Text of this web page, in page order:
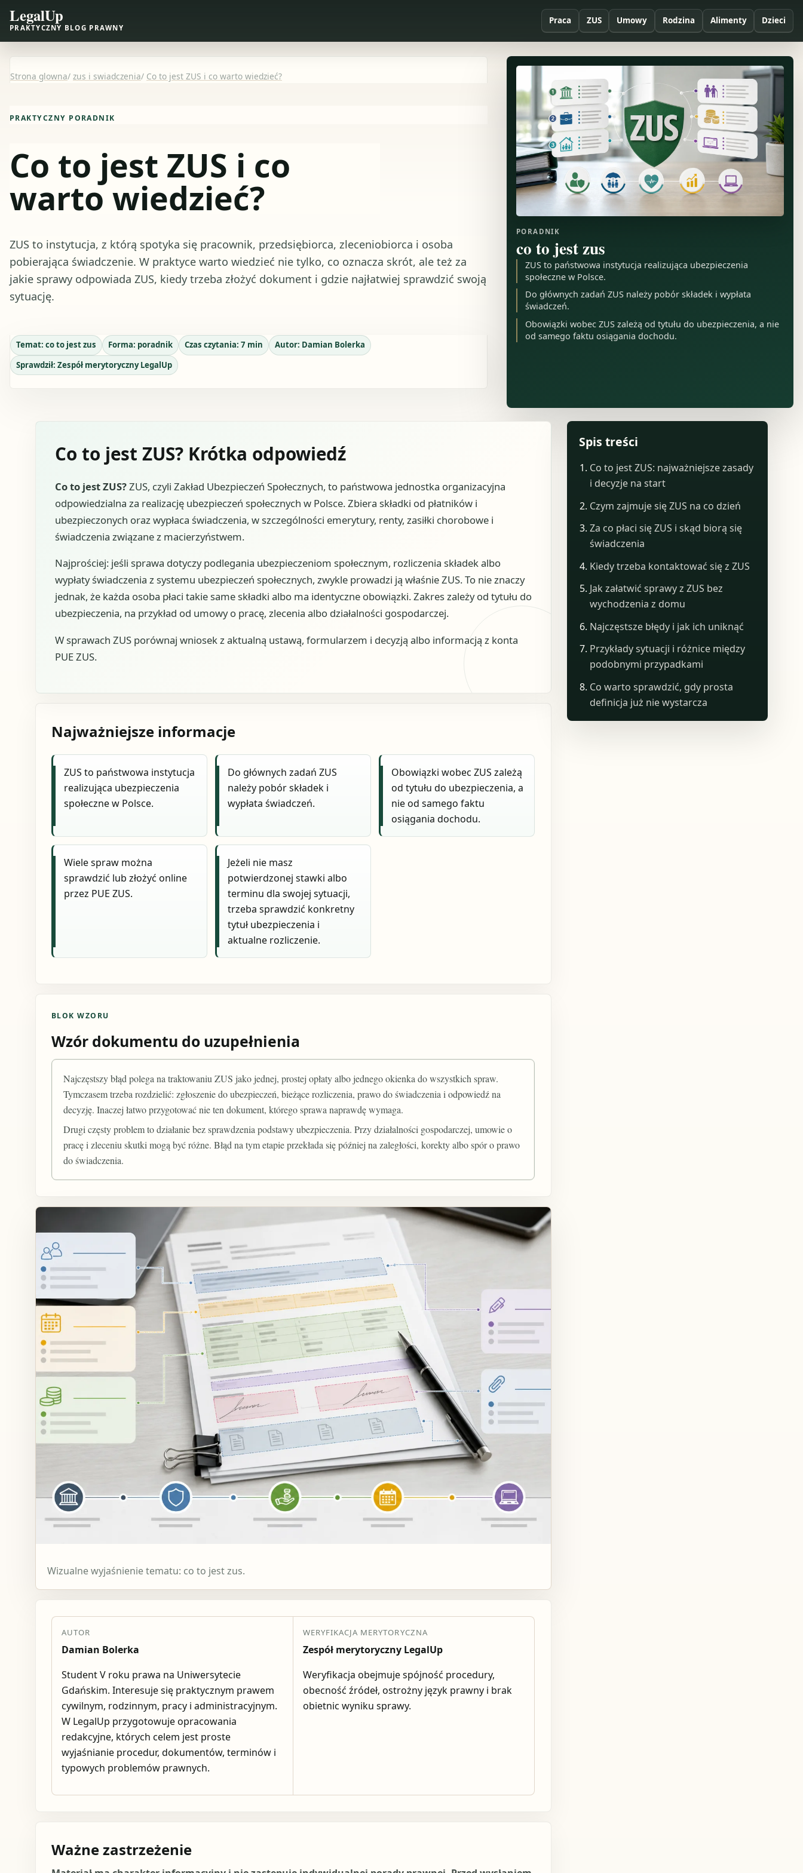
LegalUp
PRAKTYCZNY BLOG PRAWNY
Praca ZUS Umowy Rodzina Alimenty Dzieci
Strona glowna/ zus i swiadczenia/ Co to jest ZUS i co warto wiedzieć?
PRAKTYCZNY PORADNIK
Co to jest ZUS i co
warto wiedzieć?
ZUS to instytucja, z którą spotyka się pracownik, przedsiębiorca, zleceniobiorca i osoba
pobierająca świadczenie. W praktyce warto wiedzieć nie tylko, co oznacza skrót, ale też za
jakie sprawy odpowiada ZUS, kiedy trzeba złożyć dokument i gdzie najłatwiej sprawdzić swoją
sytuację.
Temat: co to jest zus Forma: poradnik Czas czytania: 7 min Autor: Damian Bolerka
Sprawdził: Zespół merytoryczny LegalUp
PORADNIK
co to jest zus
ZUS to państwowa instytucja realizująca ubezpieczenia
społeczne w Polsce.
Do głównych zadań ZUS należy pobór składek i wypłata
świadczeń.
Obowiązki wobec ZUS zależą od tytułu do ubezpieczenia, a nie
od samego faktu osiągania dochodu.
Co to jest ZUS? Krótka odpowiedź
Co to jest ZUS?ZUS, czyli Zakład Ubezpieczeń Społecznych, to państwowa jednostka organizacyjna
odpowiedzialna za realizację ubezpieczeń społecznych w Polsce. Zbiera składki od płatników i
ubezpieczonych oraz wypłaca świadczenia, w szczególności emerytury, renty, zasiłki chorobowe i
świadczenia związane z macierzyństwem.
Najprościej: jeśli sprawa dotyczy podlegania ubezpieczeniom społecznym, rozliczenia składek albo
wypłaty świadczenia z systemu ubezpieczeń społecznych, zwykle prowadzi ją właśnie ZUS. To nie znaczy
jednak, że każda osoba płaci takie same składki albo ma identyczne obowiązki. Zakres zależy od tytułu do
ubezpieczenia, na przykład od umowy o pracę, zlecenia albo działalności gospodarczej.
W sprawach ZUS porównaj wniosek z aktualną ustawą, formularzem i decyzją albo informacją z konta
PUE ZUS.
Najważniejsze informacje
ZUS to państwowa instytucja
realizująca ubezpieczenia
społeczne w Polsce.
Do głównych zadań ZUS
należy pobór składek i
wypłata świadczeń.
Obowiązki wobec ZUS zależą
od tytułu do ubezpieczenia, a
nie od samego faktu
osiągania dochodu.
Wiele spraw można
sprawdzić lub złożyć online
przez PUE ZUS.
Jeżeli nie masz
potwierdzonej stawki albo
terminu dla swojej sytuacji,
trzeba sprawdzić konkretny
tytuł ubezpieczenia i
aktualne rozliczenie.
BLOK WZORU
Wzór dokumentu do uzupełnienia
Najczęstszy błąd polega na traktowaniu ZUS jako jednej, prostej opłaty albo jednego okienka do wszystkich spraw.
Tymczasem trzeba rozdzielić: zgłoszenie do ubezpieczeń, bieżące rozliczenia, prawo do świadczenia i odpowiedź na
decyzję. Inaczej łatwo przygotować nie ten dokument, którego sprawa naprawdę wymaga.
Drugi częsty problem to działanie bez sprawdzenia podstawy ubezpieczenia. Przy działalności gospodarczej, umowie o
pracę i zleceniu skutki mogą być różne. Błąd na tym etapie przekłada się później na zaległości, korekty albo spór o prawo
do świadczenia.
Wizualne wyjaśnienie tematu: co to jest zus.
AUTOR
Damian Bolerka
Student V roku prawa na Uniwersytecie
Gdańskim. Interesuje się praktycznym prawem
cywilnym, rodzinnym, pracy i administracyjnym.
W LegalUp przygotowuje opracowania
redakcyjne, których celem jest proste
wyjaśnianie procedur, dokumentów, terminów i
typowych problemów prawnych.
WERYFIKACJA MERYTORYCZNA
Zespół merytoryczny LegalUp
Weryfikacja obejmuje spójność procedury,
obecność źródeł, ostrożny język prawny i brak
obietnic wyniku sprawy.
Ważne zastrzeżenie
Spis treści
Co to jest ZUS: najważniejsze zasady
i decyzje na start
Czym zajmuje się ZUS na co dzień
Za co płaci się ZUS i skąd biorą się
świadczenia
Kiedy trzeba kontaktować się z ZUS
Jak załatwić sprawy z ZUS bez
wychodzenia z domu
Najczęstsze błędy i jak ich uniknąć
Przykłady sytuacji i różnice między
podobnymi przypadkami
Co warto sprawdzić, gdy prosta
definicja już nie wystarcza